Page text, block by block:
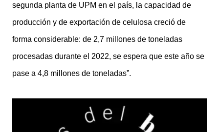
segunda planta de UPM en el país, la capacidad de
producción y de exportación de celulosa creció de
forma considerable: de 2,7 millones de toneladas
procesadas durante el 2022, se espera que este año se
pase a 4,8 millones de toneladas”.